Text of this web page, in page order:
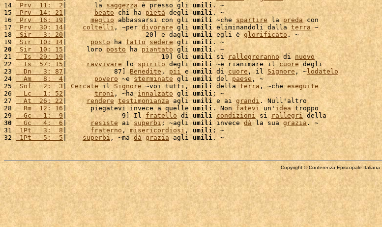
14 Prv  11:  2 |       la saggezza è presso gli umili. ~
15 Prv  14: 21 | beato chi ha pietà degli umili. ~
16
Prv  16: 19 | meglio abbassarsi con gli umili ~che spartire la preda con
17 Prv  30: 14| coltelli , ~per divorare gli umili eliminandoli dalla terra ~
18
Sir   3: 20 |                    20] e dagli umili egli è glorificato . ~
19 Sir  10: 14 | posto ha fatto sedere gli umili
20 Sir  10: 15 |     loro posto ha piantato gli umili. ~
21
  Is  29: 19
|                        19] Gli umili si rallegreranno di nuovo
22
  Is  57: 15
| ravvivare lo spirito degli umili ~e rianimare il cuore degli
23
  Dn   3: 87
|            87] Benedite , pii e umili di cuore , il Signore , ~ lodatelo
24
  Am   8:  4
| povero ~e sterminate gli umili del paese , ~
25 Sof   2:  3 | Cercate il Signore ~voi tutti, umili della terra , ~che eseguite
26
  Lc   1: 52
| troni, ~ha innalzato gli umili; ~
27
  At  26: 22
| rendere testimonianza agli umili e ai grandi . Null'altro
28
  Rm  12: 16
|      piegatevi invece a quelle umili . Non fatevi un' idea troppo
29
  Gc   1:  9
|              9] Il fratello di umili condizioni si rallegri
30
  Gc   4:  6
| resiste ai superbi; ~agli umili invece dà la sua grazia . ~
31 1Pt   3:  8 | fraterno, misericordiosi, umili; ~
32 1Pt   5:  5 | superbi , ~ma dà grazia agli umili
Copyright © Conferenza Episcopale Italiana